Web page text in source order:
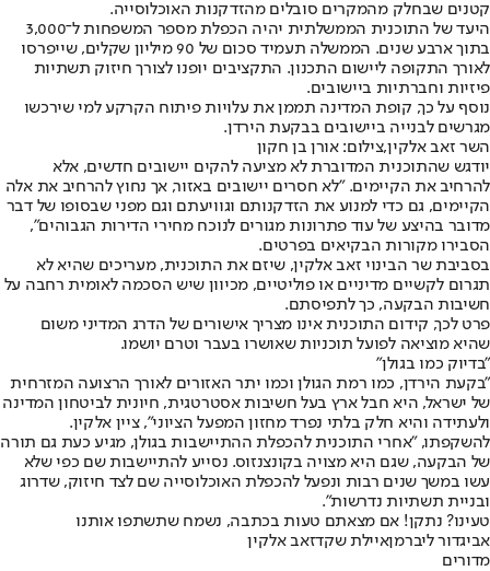
קטנים שבחלק מהמקרים סובלים מהזדקנות האוכלוסייה.
היעד של התוכנית הממשלתית יהיה הכפלת מספר המשפחות ל־3,000
בתוך ארבע שנים. הממשלה תעמיד סכום של 90 מיליון שקלים, שייפרסו
לאורך התקופה ליישום התכנון. התקציבים יופנו לצורך חיזוק תשתיות
פיזיות וחברתיות ביישובים.
נוסף על כך, קופת המדינה תממן את עלויות פיתוח הקרקע למי שירכשו
מגרשים לבנייה ביישובים בבקעת הירדן.
השר זאב אלקין,צילום: אורן בן חקון
יודגש שהתוכנית המדוברת לא מציעה להקים יישובים חדשים, אלא
להרחיב את הקיימים. "לא חסרים יישובים באזור, אך נחוץ להרחיב את אלה
הקיימים, גם כדי למנוע את הזדקנותם וגוויעתם וגם מפני שבסופו של דבר
מדובר בהיצע של עוד פתרונות מגורים לנוכח מחירי הדירות הגבוהים",
הסבירו מקורות הבקיאים בפרטים.
בסביבת שר הבינוי זאב אלקין, שיזם את התוכנית, מעריכים שהיא לא
תגרום לקשיים מדיניים או פוליטיים, מכיוון שיש הסכמה לאומית רחבה על
חשיבות הבקעה, כך לתפיסתם.
פרט לכך, קידום התוכנית אינו מצריך אישורים של הדרג המדיני משום
שהיא מוציאה לפועל תוכניות שאושרו בעבר וטרם יושמו.
"בדיוק כמו בגולן"
"בקעת הירדן, כמו רמת הגולן וכמו יתר האזורים לאורך הרצועה המזרחית
של ישראל, היא חבל ארץ בעל חשיבות אסטרטגית, חיונית לביטחון המדינה
ולעתידה והיא חלק בלתי נפרד מחזון המפעל הציוני", ציין אלקין.
להשקפתו, "אחרי התוכנית להכפלת ההתיישבות בגולן, מגיע כעת גם תורה
של הבקעה, שגם היא מצויה בקונצנזוס. נסייע להתיישבות שם כפי שלא
עשו במשך שנים רבות ונפעל להכפלת האוכלוסייה שם לצד חיזוק, שדרוג
ובניית תשתיות נדרשות".
טעינו? נתקן! אם מצאתם טעות בכתבה, נשמח שתשתפו אותנו
אביגדור ליברמןאיילת שקדזאב אלקין
מדורים